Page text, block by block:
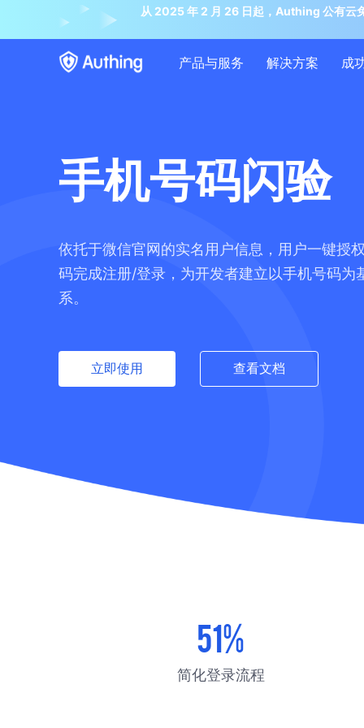
从 2025 年 2 月 26 日起，Authing 公有云
产品与服务 解决方案 成
手机号码闪验
依托于微信官网的实名用户信息，用户一键授
码完成注册/登录，为开发者建立以手机号码为
系。
立即使用 查看文档
51%
简化登录流程